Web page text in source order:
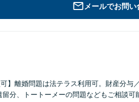
メールでお問い
】離婚問題は法テラス利用可。財産分与
分、トートーメーの問題などもご相談